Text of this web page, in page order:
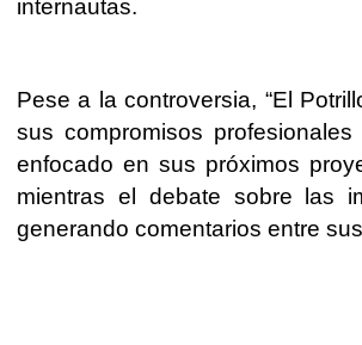
internautas.
Pese a la controversia, “El
sus compromisos
enfocado en sus próximos
mientras el debate sobre las
generando comentarios entre